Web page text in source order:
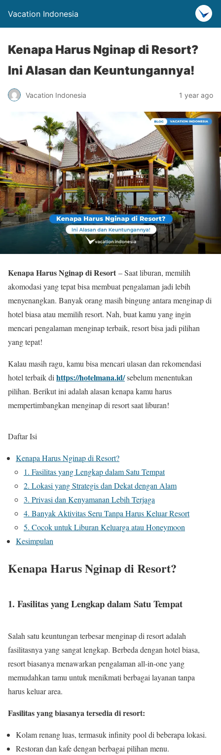
Vacation Indonesia
Kenapa Harus Nginap di Resort?
Ini Alasan dan Keuntungannya!
Vacation Indonesia 1 year ago
Kenapa Harus Nginap di Resort – Saat liburan, memilih
akomodasi yang tepat bisa membuat pengalaman jadi lebih
menyenangkan. Banyak orang masih bingung antara menginap di
hotel biasa atau memilih resort. Nah, buat kamu yang ingin
mencari pengalaman menginap terbaik, resort bisa jadi pilihan
yang tepat!
Kalau masih ragu, kamu bisa mencari ulasan dan rekomendasi
hotel terbaik di https://hotelmana.id/sebelum menentukan
pilihan. Berikut ini adalah alasan kenapa kamu harus
mempertimbangkan menginap di resort saat liburan!
Daftar Isi
Kenapa Harus Nginap di Resort?
1. Fasilitas yang Lengkap dalam Satu Tempat
2. Lokasi yang Strategis dan Dekat dengan Alam
3. Privasi dan Kenyamanan Lebih Terjaga
4. Banyak Aktivitas Seru Tanpa Harus Keluar Resort
5. Cocok untuk Liburan Keluarga atau Honeymoon
Kesimpulan
Kenapa Harus Nginap di Resort?
1. Fasilitas yang Lengkap dalam Satu Tempat
Salah satu keuntungan terbesar menginap di resort adalah
fasilitasnya yang sangat lengkap. Berbeda dengan hotel biasa,
resort biasanya menawarkan pengalaman all-in-one yang
memudahkan tamu untuk menikmati berbagai layanan tanpa
harus keluar area.
Fasilitas yang biasanya tersedia di resort:
Kolam renang luas, termasuk infinity pool di beberapa lokasi.
Restoran dan kafe dengan berbagai pilihan menu.